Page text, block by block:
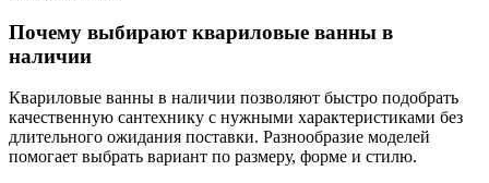
Почему выбирают квариловые ванны в
наличии
Квариловые ванны в наличии позволяют быстро подобрать
качественную сантехнику с нужными характеристиками без
длительного ожидания поставки. Разнообразие моделей
помогает выбрать вариант по размеру, форме и стилю.